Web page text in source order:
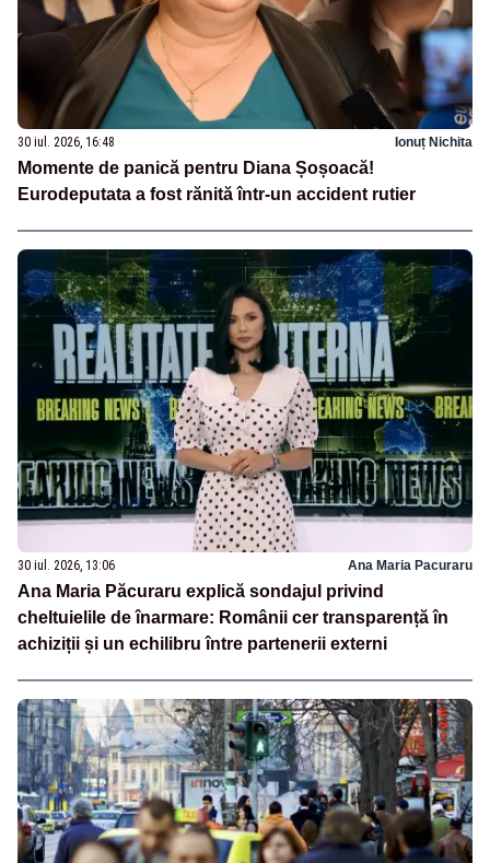
30 iul. 2026, 16:48 Ionuț Nichita
Momente de panică pentru Diana Șoșoacă!
Eurodeputata a fost rănită într-un accident rutier
30 iul. 2026, 13:06 Ana Maria Pacuraru
Ana Maria Păcuraru explică sondajul privind
cheltuielile de înarmare: Românii cer transparență în
achiziții și un echilibru între partenerii externi